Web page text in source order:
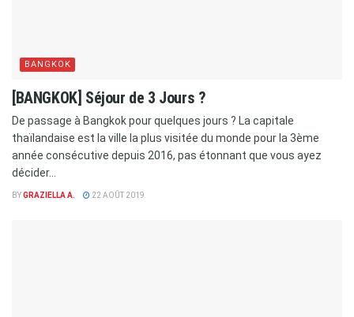
BANGKOK
[BANGKOK] Séjour de 3 Jours ?
De passage à Bangkok pour quelques jours ? La capitale
thaïlandaise est la ville la plus visitée du monde pour la 3ème
année consécutive depuis 2016, pas étonnant que vous ayez
décider...
BYGRAZIELLA A. 22 AOÛT 2019